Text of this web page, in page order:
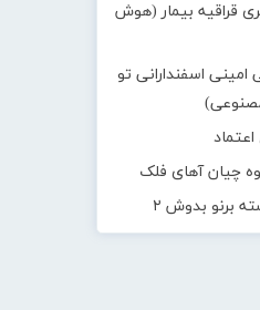
قراقیه بیمار (هوش
اسفندارانی تو
چیان آهای فلک
برنو بدوش ۲